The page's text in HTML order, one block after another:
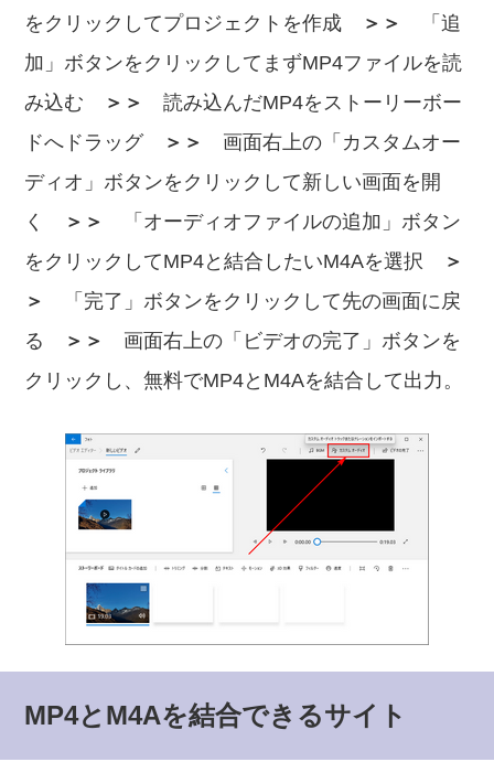
をクリックしてプロジェクトを作成
＞＞
「追
加」ボタンをクリックしてまずMP4ファイルを読
み込む
＞＞
読み込んだMP4をストーリーボー
ドへドラッグ
＞＞
画面右上の「カスタムオー
ディオ」ボタンをクリックして新しい画面を開
く
＞＞
「オーディオファイルの追加」ボタン
をクリックしてMP4と結合したいM4Aを選択
＞
＞
「完了」ボタンをクリックして先の画面に戻
る
＞＞
画面右上の「ビデオの完了」ボタンを
クリックし、無料でMP4とM4Aを結合して出力。
MP4とM4Aを結合できるサイト